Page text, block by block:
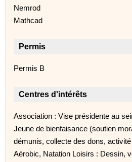
Nemrod
Mathcad
Permis
Permis B
Centres d'intérêts
Association : Vise présidente au
Jeune de bienfaisance (soutien
démunis, collecte des dons,
Aérobic, Natation Loisirs : Dessin,